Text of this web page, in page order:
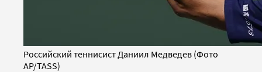
Российский теннисист Даниил Медведев (Фото
AP/TASS)